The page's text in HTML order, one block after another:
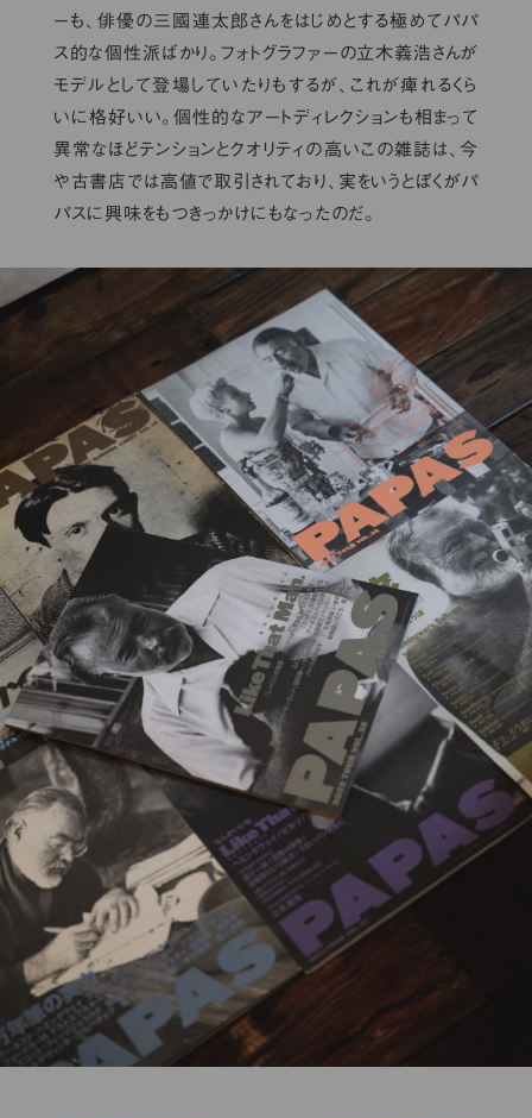
ーも、俳優の三國連太郎さんをはじめとする極めてパパ
ス的な個性派ばかり。フォトグラファーの立木義浩さんが
モデルとして登場していたりもするが、これが痺れるくら
いに格好いい。個性的なアートディレクションも相まって
異常なほどテンションとクオリティの高いこの雑誌は、今
や古書店では高値で取引されており、実をいうとぼくがパ
パスに興味をもつきっかけにもなったのだ。